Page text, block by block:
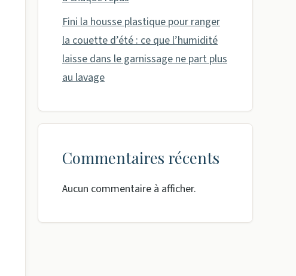
Fini la housse plastique pour ranger
la couette d’été : ce que l’humidité
laisse dans le garnissage ne part plus
au lavage
Commentaires récents
Aucun commentaire à afficher.